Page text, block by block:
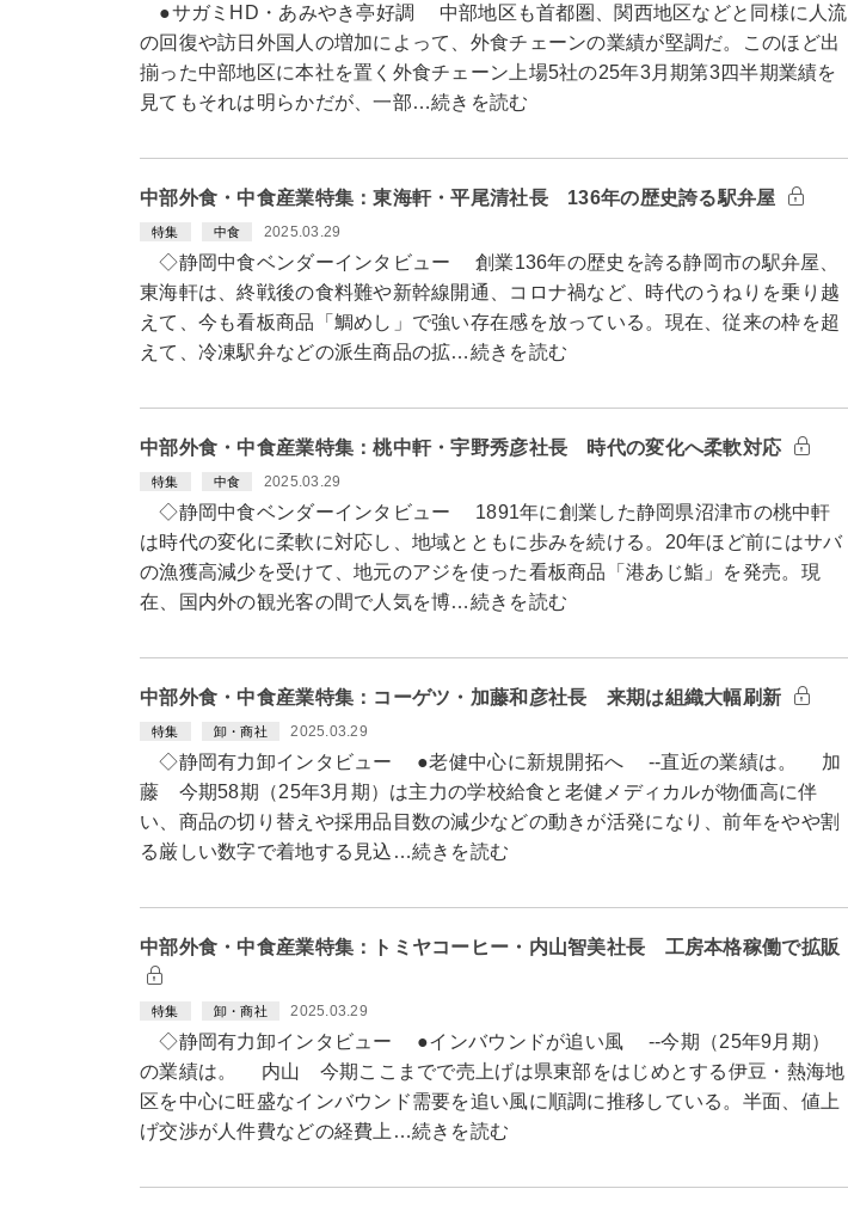
●サガミHD・あみやき亭好調 中部地区も首都圏、関西地区などと同様に人流
の回復や訪日外国人の増加によって、外食チェーンの業績が堅調だ。このほど出
揃った中部地区に本社を置く外食チェーン上場5社の25年3月期第3四半期業績を
見てもそれは明らかだが、一部…続きを読む
中部外食・中食産業特集：東海軒・平尾清社長 136年の歴史誇る駅弁屋
特集 中食 2025.03.29
◇静岡中食ベンダーインタビュー 創業136年の歴史を誇る静岡市の駅弁屋、
東海軒は、終戦後の食料難や新幹線開通、コロナ禍など、時代のうねりを乗り越
えて、今も看板商品「鯛めし」で強い存在感を放っている。現在、従来の枠を超
えて、冷凍駅弁などの派生商品の拡…続きを読む
中部外食・中食産業特集：桃中軒・宇野秀彦社長 時代の変化へ柔軟対応
特集 中食 2025.03.29
◇静岡中食ベンダーインタビュー 1891年に創業した静岡県沼津市の桃中軒
は時代の変化に柔軟に対応し、地域とともに歩みを続ける。20年ほど前にはサバ
の漁獲高減少を受けて、地元のアジを使った看板商品「港あじ鮨」を発売。現
在、国内外の観光客の間で人気を博…続きを読む
中部外食・中食産業特集：コーゲツ・加藤和彦社長 来期は組織大幅刷新
特集 卸・商社 2025.03.29
◇静岡有力卸インタビュー ●老健中心に新規開拓へ --直近の業績は。 加
藤 今期58期（25年3月期）は主力の学校給食と老健メディカルが物価高に伴
い、商品の切り替えや採用品目数の減少などの動きが活発になり、前年をやや割
る厳しい数字で着地する見込…続きを読む
中部外食・中食産業特集：トミヤコーヒー・内山智美社長 工房本格稼働で拡販
特集 卸・商社 2025.03.29
◇静岡有力卸インタビュー ●インバウンドが追い風 --今期（25年9月期）
の業績は。 内山 今期ここまでで売上げは県東部をはじめとする伊豆・熱海地
区を中心に旺盛なインバウンド需要を追い風に順調に推移している。半面、値上
げ交渉が人件費などの経費上…続きを読む